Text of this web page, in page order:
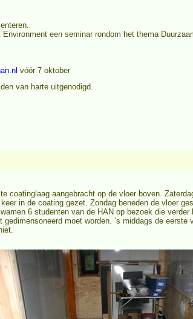
een seminar rondom het thema
vóór 7 oktober
van harte uitgenodigd.
coatinglaag aangebracht op de vloer boven.
in de coating gezet. Zondag beneden de vloer
6 studenten van de HAN op bezoek die
moet worden. ’s middags de eerste